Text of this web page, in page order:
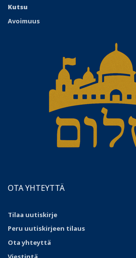
Kutsu
Avoimuus
OTA YHTEYTTÄ
Tilaa uutiskirje
Peru uutiskirjeen tilaus
Otayhteyttä